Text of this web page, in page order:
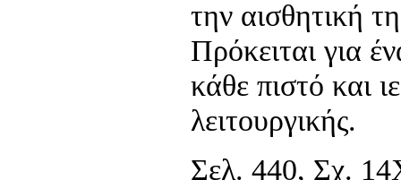
την αισθητική
Πρόκειται για
κάθε πιστό και
λειτουργικής.
Σελ. 440, Σχ.